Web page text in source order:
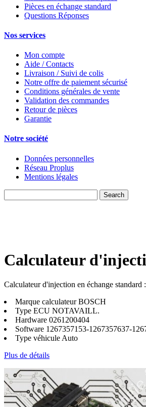
Pièces en échange standard
Questions Réponses
Nos services
Mon compte
Aide / Contacts
Livraison / Suivi de colis
Notre offre de paiement sécurisé
Conditions générales de vente
Validation des commandes
Retour de pièces
Garantie
Notre société
Données personnelles
Réseau Proplus
Mentions légales
Calculateur
Calculateur d'injection en échange standard
Marque calculateurBOSCH
Type ECU NOTAVAILL.
Hardware 0261200404
Software 1267357153-1267357637-
Type véhicule Auto
Plus de détails